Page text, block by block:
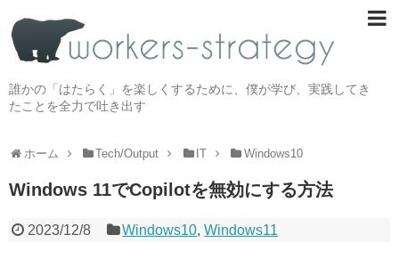
誰かの「はたらく」を楽しくするために、僕が学び、実践してき
たことを全力で吐き出す
ホーム Tech/Output IT Windows10
Windows 11でCopilotを無効にする方法
2023/12/8 Windows10,Windows11